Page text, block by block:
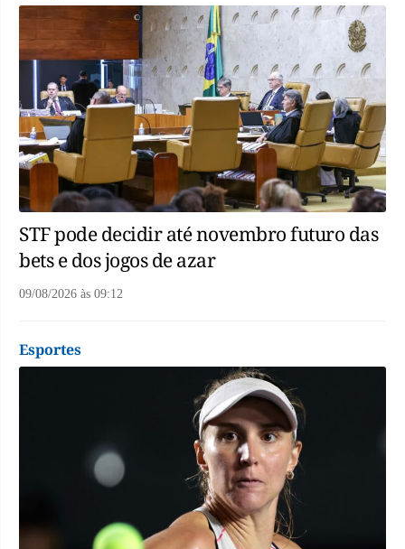
STF pode decidir até novembro futuro das
bets e dos jogos de azar
09/08/2026 às 09:12
Esportes